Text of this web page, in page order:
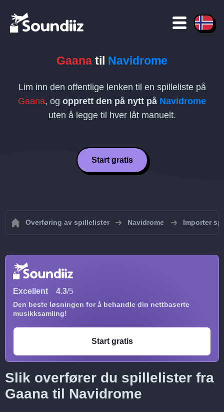
Gaana til Navidrome
Lim inn den offentlige lenken til en spilleliste på
Gaana, og opprett den på nytt på Navidrome
uten å legge til hver låt manuelt.
Start gratis
Overføring av spillelister Navidrome Importer
Excellent 4.3/5
Den beste løsningen for å behandle din nettbaserte
musikksamling!
Start gratis
Slik overfører du spillelister fra
Gaana til Navidrome